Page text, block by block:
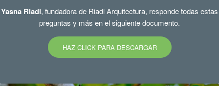
Yasna Riadi, fundadora de Riadi Arquitectura, responde todas estas
preguntas y más en el siguiente documento.
HAZ CLICK PARA DESCARGAR